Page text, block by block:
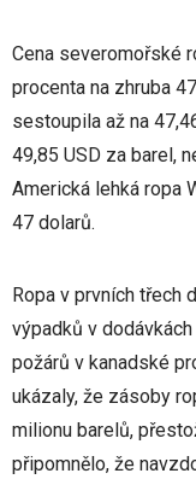
Cena severomořské
procenta na zhruba
sestoupila až na
49,85 USD za barel,
Americká lehká ropa
47 dolarů.
Ropa v prvních třech
výpadků v
požárů v kanadské
ukázaly, že zásoby
milionu barelů,
připomnělo, že